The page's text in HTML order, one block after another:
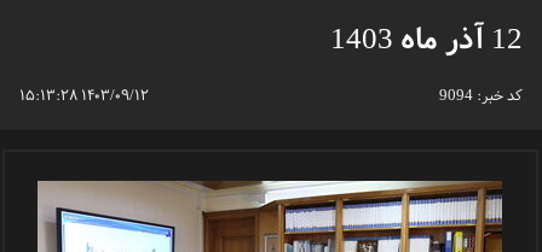
12 آذر ماه 1403
۱۴۰۳/۰۹/۱۲ ۱۵:۱۳:۲۸ کد خبر: 9094